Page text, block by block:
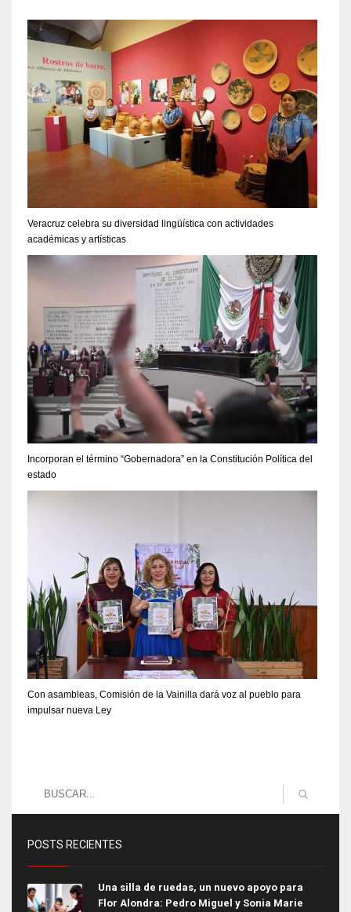
Veracruz celebra su diversidad lingüística con actividades
académicas y artísticas
Incorporan el término “Gobernadora” en la Constitución Política del
estado
Con asambleas, Comisión de la Vainilla dará voz al pueblo para
impulsar nueva Ley
POSTS RECIENTES
Una silla de ruedas, un nuevo apoyo para
Flor Alondra: Pedro Miguel y Sonia Marie